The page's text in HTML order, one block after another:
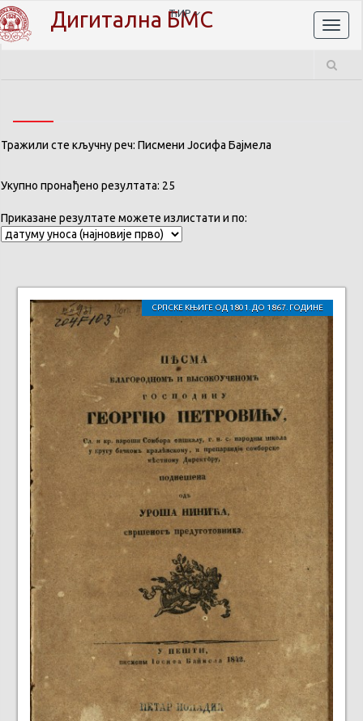
Дигитална БМС
ЋИР
Тражили сте кључну реч: Писмени Јосифа Бајмела
Укупно пронађено резултата: 25
Приказане резултате можете излистати и по:
СРПСКЕ КЊИГЕ ОД 1801. ДО 1867. ГОДИНЕ